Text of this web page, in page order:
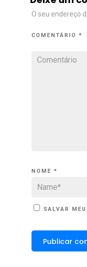
O seu endereço
COMENTÁRIO *
NOME *
SALVAR